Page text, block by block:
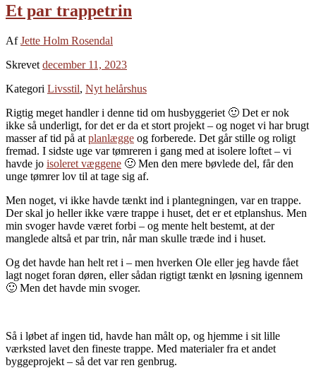
Et par trappetrin
AfJette Holm Rosendal
Skrevet december 11, 2023
Kategori Livsstil, Nyt helårshus
Rigtig meget handler i denne tid om husbyggeriet 🙂 Det er nok
ikke så underligt, for det er da et stort projekt – og noget vi har brugt
masser af tid på at planlægge og forberede. Det går stille og roligt
fremad. I sidste uge var tømreren i gang med at isolere loftet – vi
havde jo isoleret væggene 🙂 Men den mere bøvlede del, får den
unge tømrer lov til at tage sig af.
Men noget, vi ikke havde tænkt ind i plantegningen, var en trappe.
Der skal jo heller ikke være trappe i huset, det er et etplanshus. Men
min svoger havde været forbi – og mente helt bestemt, at der
manglede altså et par trin, når man skulle træde ind i huset.
Og det havde han helt ret i – men hverken Ole eller jeg havde fået
lagt noget foran døren, eller sådan rigtigt tænkt en løsning igennem
🙂 Men det havde min svoger.
Så i løbet af ingen tid, havde han målt op, og hjemme i sit lille
værksted lavet den fineste trappe. Med materialer fra et andet
byggeprojekt – så det var ren genbrug.